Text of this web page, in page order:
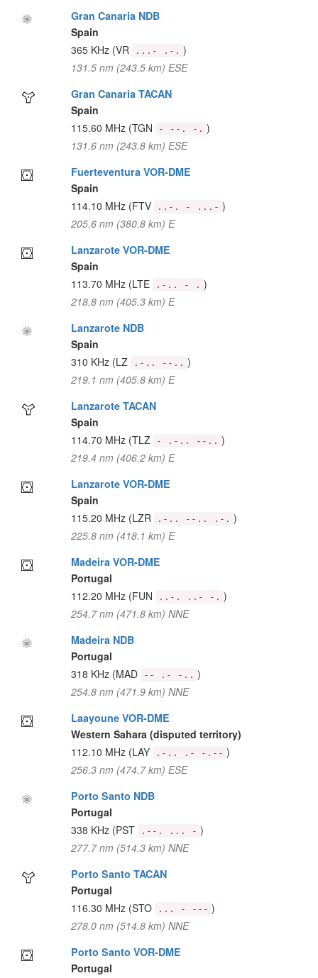
Gran Canaria NDB
Spain
365 KHz (VR ...- .-. )
131.5 nm (243.5 km) ESE
Gran Canaria TACAN
Spain
115.60 MHz (TGN - --. -. )
131.6 nm (243.8 km) ESE
Fuerteventura VOR-DME
Spain
114.10 MHz (FTV ..-. - ...- )
205.6 nm (380.8 km) E
Lanzarote VOR-DME
Spain
113.70 MHz (LTE .-.. - . )
218.8 nm (405.3 km) E
Lanzarote NDB
Spain
310 KHz (LZ .-.. --.. )
219.1 nm (405.8 km) E
Lanzarote TACAN
Spain
114.70 MHz (TLZ - .-.. --.. )
219.4 nm (406.2 km) E
Lanzarote VOR-DME
Spain
115.20 MHz (LZR .-.. --.. .-. )
225.8 nm (418.1 km) E
Madeira VOR-DME
Portugal
112.20 MHz (FUN ..-. ..- -. )
254.7 nm (471.8 km) NNE
Madeira NDB
Portugal
318 KHz (MAD -- .- -.. )
254.8 nm (471.9 km) NNE
Laayoune VOR-DME
Western Sahara (disputed territory)
112.10 MHz (LAY .-.. .- -.-- )
256.3 nm (474.7 km) ESE
Porto Santo NDB
Portugal
338 KHz (PST .--. ... - )
277.7 nm (514.3 km) NNE
Porto Santo TACAN
Portugal
116.30 MHz (STO ... - --- )
278.0 nm (514.8 km) NNE
Porto Santo VOR-DME
Portugal